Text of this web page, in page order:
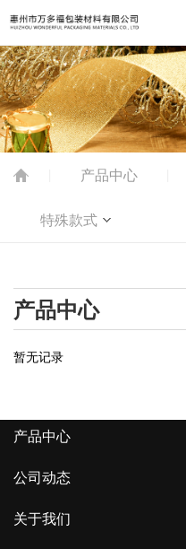
产品中心
特殊款式
产品中心
暂无记录
产品中心
公司动态
关于我们